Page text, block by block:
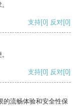
支持[0] 反对[0]
支持[0] 反对[0]
的流畅体验和安全性保